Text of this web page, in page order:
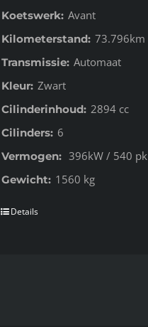
Koetswerk: Avant
Kilometerstand: 73.796km
Transmissie: Automaat
Kleur: Zwart
Cilinderinhoud: 2894 cc
Cilinders: 6
Vermogen: 396kW / 540 pk
Gewicht: 1560 kg
Details